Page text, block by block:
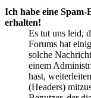
Ich habe eine
erhalten!
Es tut uns leid,
Forums hat
solche
einem
hast,
(Headers)